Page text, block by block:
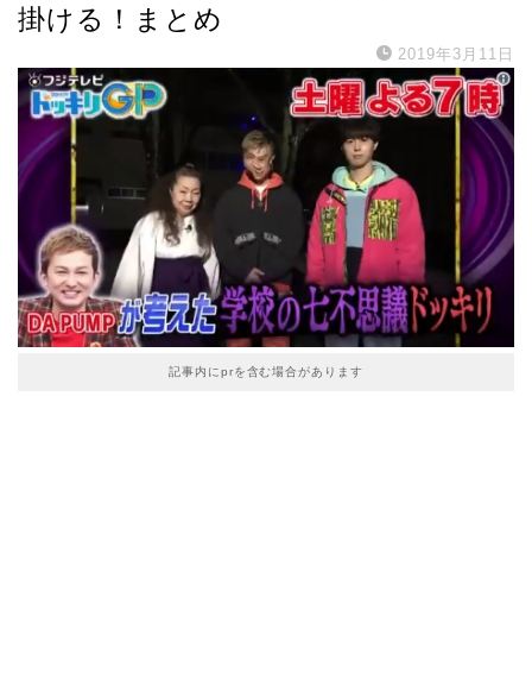
掛ける！まとめ
2019年3月11日
記事内にprを含む場合があります